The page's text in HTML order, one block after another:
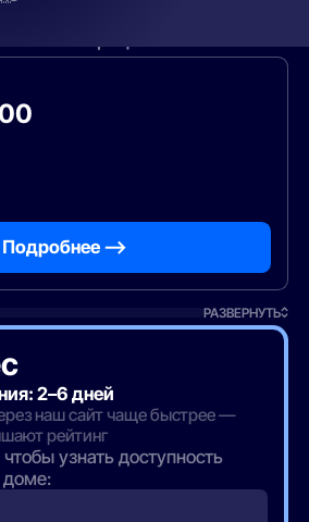
Подробнее —>
РАЗВЕРНУТЬ
2–6 дней
наш сайт чаще быстрее —
рейтинг
чтобы узнать доступность